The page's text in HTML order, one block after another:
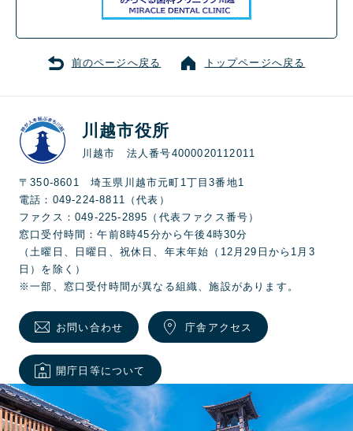
前のページへ戻る トップページへ戻る
川越市役所
川越市 法人番号4000020112011
〒350-8601 埼玉県川越市元町1丁目3番地1
電話：049-224-8811（代表）
ファクス：049-225-2895（代表ファクス番号）
窓口受付時間：午前8時45分から午後4時30分
（土曜日、日曜日、祝休日、年末年始（12月29日から1月3
日）を除く）
※一部、窓口受付時間が異なる組織、施設があります。
お問い合わせ 庁舎アクセス
開庁日等について